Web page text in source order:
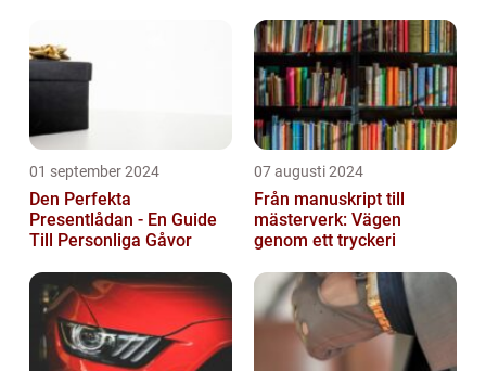
01 september 2024
Den Perfekta
Presentlådan - En Guide
Till Personliga Gåvor
07 augusti 2024
Från manuskript till
mästerverk: Vägen
genom ett tryckeri